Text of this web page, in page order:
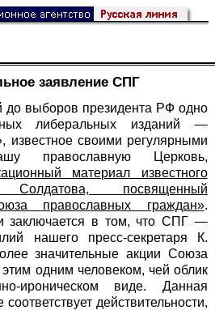
заявление СПГ
до выборов президента РФ одно
либеральных изданий —
известное своими регулярными
православную Церковь,
материал известного
посвященный
православных граждан».
заключается в том, что СПГ —
нашего пресс-секретаря К.
значительные акции Союза
одним человеком, чей облик
ироническом виде. Данная
действительности,